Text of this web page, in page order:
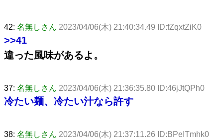
42: 名無しさん 2023/04/06(木) 21:40:34.49 ID:fZqxtZiK0
>>41
違った風味があるよ。
37: 名無しさん 2023/04/06(木) 21:36:35.80 ID:46jJtQPh0
冷たい麺、冷たい汁なら許す
38: 名無しさん 2023/04/06(木) 21:37:11.26 ID:BPeITmhk0